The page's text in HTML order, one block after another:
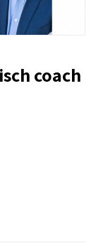
coach